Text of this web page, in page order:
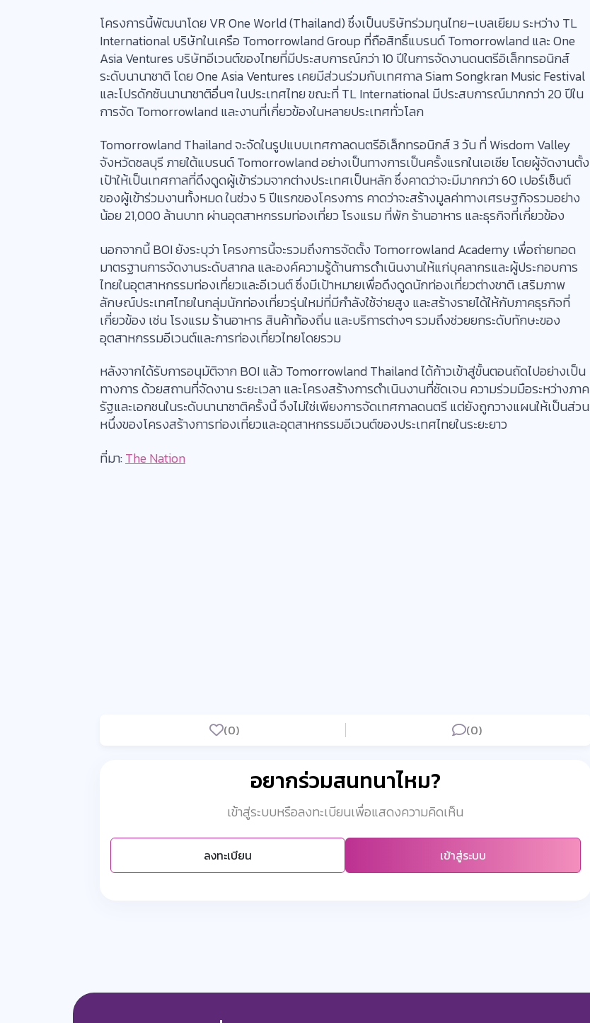
โครงการนี้พัฒนาโดย VR One World (Thailand) ซึ่งเป็นบริษัทร่วมทุนไทย–เบลเยียม ระหว่าง TL
International บริษัทในเครือ Tomorrowland Group ที่ถือสิทธิ์แบรนด์ Tomorrowland และ One
Asia Ventures บริษัทอีเวนต์ของไทยที่มีประสบการณ์กว่า 10 ปีในการจัดงานดนตรีอิเล็กทรอนิกส์
ระดับนานาชาติ โดย One Asia Ventures เคยมีส่วนร่วมกับเทศกาล Siam Songkran Music Festival
และโปรดักชันนานาชาติอื่นๆ ในประเทศไทย ขณะที่ TL International มีประสบการณ์มากกว่า 20 ปีใน
การจัด Tomorrowland และงานที่เกี่ยวข้องในหลายประเทศทั่วโลก
Tomorrowland Thailand จะจัดในรูปแบบเทศกาลดนตรีอิเล็กทรอนิกส์ 3 วัน ที่ Wisdom Valley
จังหวัดชลบุรี ภายใต้แบรนด์ Tomorrowland อย่างเป็นทางการเป็นครั้งแรกในเอเชีย โดยผู้จัดงานตั้ง
เป้าให้เป็นเทศกาลที่ดึงดูดผู้เข้าร่วมจากต่างประเทศเป็นหลัก ซึ่งคาดว่าจะมีมากกว่า 60 เปอร์เซ็นต์
ของผู้เข้าร่วมงานทั้งหมด ในช่วง 5 ปีแรกของโครงการ คาดว่าจะสร้างมูลค่าทางเศรษฐกิจรวมอย่าง
น้อย 21,000 ล้านบาท ผ่านอุตสาหกรรมท่องเที่ยว โรงแรม ที่พัก ร้านอาหาร และธุรกิจที่เกี่ยวข้อง
นอกจากนี้ BOI ยังระบุว่า โครงการนี้จะรวมถึงการจัดตั้ง Tomorrowland Academy เพื่อถ่ายทอด
มาตรฐานการจัดงานระดับสากล และองค์ความรู้ด้านการดำเนินงานให้แก่บุคลากรและผู้ประกอบการ
ไทยในอุตสาหกรรมท่องเที่ยวและอีเวนต์ ซึ่งมีเป้าหมายเพื่อดึงดูดนักท่องเที่ยวต่างชาติ เสริมภาพ
ลักษณ์ประเทศไทยในกลุ่มนักท่องเที่ยวรุ่นใหม่ที่มีกำลังใช้จ่ายสูง และสร้างรายได้ให้กับภาคธุรกิจที่
เกี่ยวข้อง เช่น โรงแรม ร้านอาหาร สินค้าท้องถิ่น และบริการต่างๆ รวมถึงช่วยยกระดับทักษะของ
อุตสาหกรรมอีเวนต์และการท่องเที่ยวไทยโดยรวม
หลังจากได้รับการอนุมัติจาก BOI แล้ว Tomorrowland Thailand ได้ก้าวเข้าสู่ขั้นตอนถัดไปอย่างเป็น
ทางการ ด้วยสถานที่จัดงาน ระยะเวลา และโครงสร้างการดำเนินงานที่ชัดเจน ความร่วมมือระหว่างภาค
รัฐและเอกชนในระดับนานาชาติครั้งนี้ จึงไม่ใช่เพียงการจัดเทศกาลดนตรี แต่ยังถูกวางแผนให้เป็นส่วน
หนึ่งของโครงสร้างการท่องเที่ยวและอุตสาหกรรมอีเวนต์ของประเทศไทยในระยะยาว
ที่มา:The Nation
(0) (0)
อยากร่วมสนทนาไหม?
เข้าสู่ระบบหรือลงทะเบียนเพื่อแสดงความคิดเห็น
ลงทะเบียน เข้าสู่ระบบ